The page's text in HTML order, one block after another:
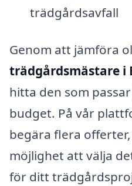
trädgårdsavfall
Genom att jämföra
trädgårdsmästare i
hitta den som
budget. På vår
begära flera
möjlighet att välja
för ditt